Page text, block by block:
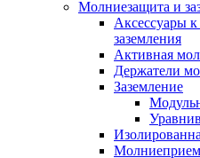
Молниезащита и
Аксессуары
заземления
Активная
Держатели
Заземление